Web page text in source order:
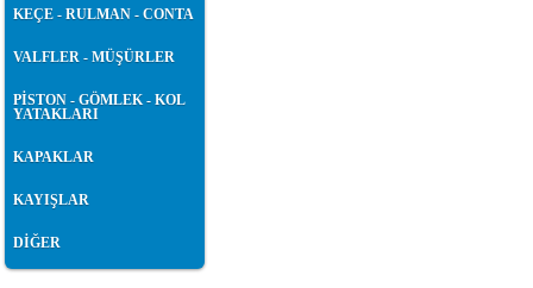
KEÇE - RULMAN - CONTA
VALFLER - MÜŞÜRLER
PİSTON - GÖMLEK - KOL
YATAKLARI
KAPAKLAR
KAYIŞLAR
DİĞER